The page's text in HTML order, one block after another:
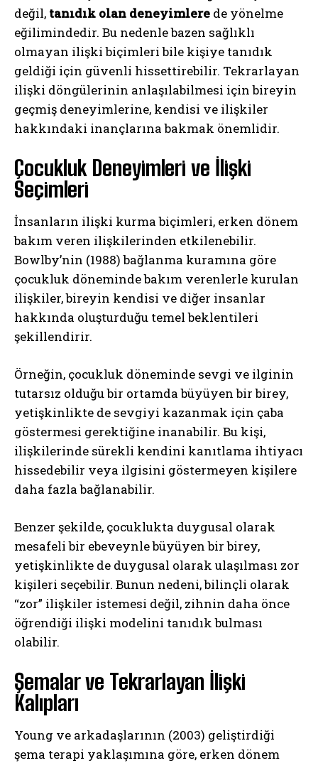
değil, tanıdık olan deneyimlere de yönelme
eğilimindedir. Bu nedenle bazen sağlıklı
olmayan ilişki biçimleri bile kişiye tanıdık
geldiği için güvenli hissettirebilir. Tekrarlayan
ilişki döngülerinin anlaşılabilmesi için bireyin
geçmiş deneyimlerine, kendisi ve ilişkiler
hakkındaki inançlarına bakmak önemlidir.
Çocukluk Deneyimleri ve İlişki
Seçimleri
İnsanların ilişki kurma biçimleri, erken dönem
bakım veren ilişkilerinden etkilenebilir.
Bowlby’nin (1988) bağlanma kuramına göre
çocukluk döneminde bakım verenlerle kurulan
ilişkiler, bireyin kendisi ve diğer insanlar
hakkında oluşturduğu temel beklentileri
şekillendirir.
Örneğin, çocukluk döneminde sevgi ve ilginin
tutarsız olduğu bir ortamda büyüyen bir birey,
yetişkinlikte de sevgiyi kazanmak için çaba
göstermesi gerektiğine inanabilir. Bu kişi,
ilişkilerinde sürekli kendini kanıtlama ihtiyacı
hissedebilir veya ilgisini göstermeyen kişilere
daha fazla bağlanabilir.
Benzer şekilde, çocuklukta duygusal olarak
mesafeli bir ebeveynle büyüyen bir birey,
yetişkinlikte de duygusal olarak ulaşılması zor
kişileri seçebilir. Bunun nedeni, bilinçli olarak
“zor” ilişkiler istemesi değil, zihnin daha önce
öğrendiği ilişki modelini tanıdık bulması
olabilir.
Şemalar ve Tekrarlayan İlişki
Kalıpları
Young ve arkadaşlarının (2003) geliştirdiği
şema terapi yaklaşımına göre, erken dönem